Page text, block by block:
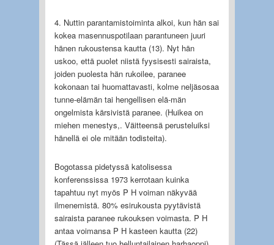
4. Nuttin parantamistoiminta alkoi, kun hän sai
kokea masennuspotilaan parantuneen juuri
hänen rukoustensa kautta (13). Nyt hän
uskoo, että puolet niistä fyysisesti sairaista,
joiden puolesta hän rukoilee, paranee
kokonaan tai huomattavasti, kolme neljäsosaa
tunne-elämän tai hengellisen elä-män
ongelmista kärsivistä paranee. (Huikea on
miehen menestys,. Väitteensä perusteluiksi
hänellä ei ole mitään todisteita).
Bogotassa pidetyssä katolisessa
konferenssissa 1973 kerrotaan kuinka
tapahtuu nyt myös P H voiman näkyvää
ilmenemistä. 80% esirukousta pyytävistä
sairaista paranee rukouksen voimasta. P H
antaa voimansa P H kasteen kautta (22)